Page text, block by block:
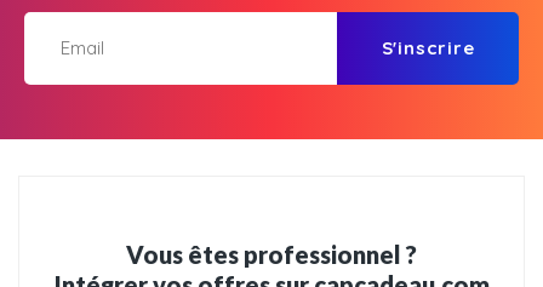
S'inscrire
Vous êtes professionnel ?